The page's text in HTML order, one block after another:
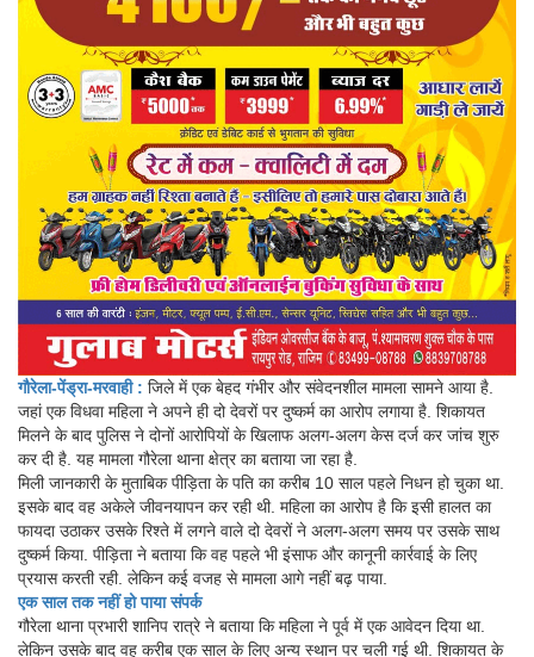
गौरेला-पेंड्रा-मरवाही : जिले में एक बेहद गंभीर और संवेदनशील मामला सामने आया है.
जहां एक विधवा महिला ने अपने ही दो देवरों पर दुष्कर्म का आरोप लगाया है. शिकायत
मिलने के बाद पुलिस ने दोनों आरोपियों के खिलाफ अलग-अलग केस दर्ज कर जांच शुरु
कर दी है. यह मामला गौरेला थाना क्षेत्र का बताया जा रहा है.
मिली जानकारी के मुताबिक पीड़िता के पति का करीब 10 साल पहले निधन हो चुका था.
इसके बाद वह अकेले जीवनयापन कर रही थी. महिला का आरोप है कि इसी हालत का
फायदा उठाकर उसके रिश्ते में लगने वाले दो देवरों ने अलग-अलग समय पर उसके साथ
दुष्कर्म किया. पीड़िता ने बताया कि वह पहले भी इंसाफ और कानूनी कार्रवाई के लिए
प्रयास करती रही. लेकिन कई वजह से मामला आगे नहीं बढ़ पाया.
एक साल तक नहीं हो पाया संपर्क
गौरेला थाना प्रभारी शानिप रात्रे ने बताया कि महिला ने पूर्व में एक आवेदन दिया था.
लेकिन उसके बाद वह करीब एक साल के लिए अन्य स्थान पर चली गई थी. शिकायत के